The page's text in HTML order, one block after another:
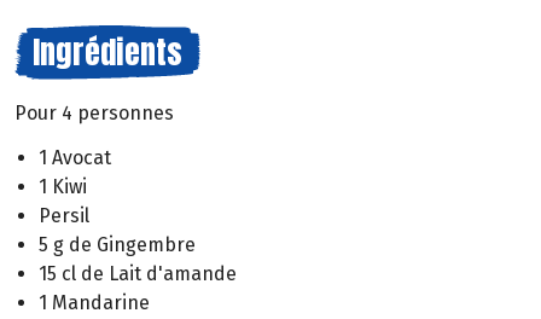
Ingrédients
Pour 4 personnes
1 Avocat
1 Kiwi
Persil
5 g de Gingembre
15 cl de Lait d'amande
1 Mandarine